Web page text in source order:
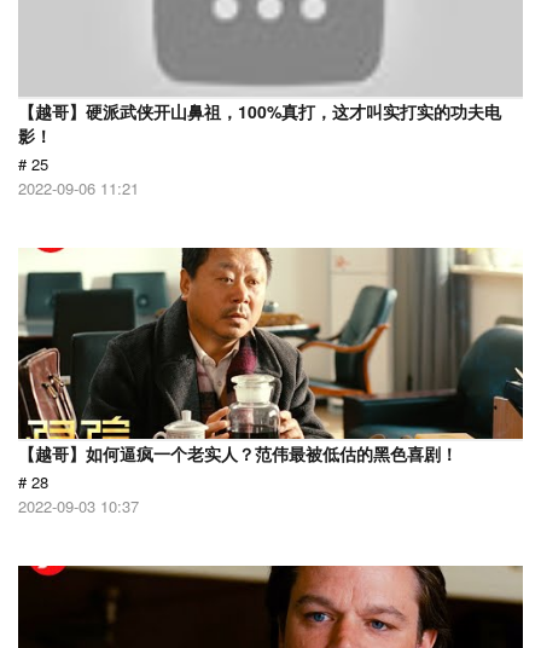
【越哥】硬派武侠开山鼻祖，100%真打，这才叫实打实的功夫电
影！
# 25
2022-09-06 11:21
【越哥】如何逼疯一个老实人？范伟最被低估的黑色喜剧！
# 28
2022-09-03 10:37